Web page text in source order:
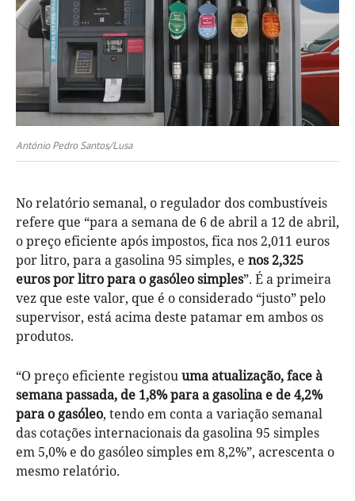
António Pedro Santos/Lusa
No relatório semanal, o regulador dos combustíveis
refere que “para a semana de 6 de abril a 12 de abril,
o preço eficiente após impostos, fica nos 2,011 euros
por litro, para a gasolina 95 simples, e nos 2,325
euros por litro para o gasóleo simples”. É a primeira
vez que este valor, que é o considerado “justo” pelo
supervisor, está acima deste patamar em ambos os
produtos.
“O preço eficiente registouuma atualização, face à
semana passada, de 1,8% para a gasolina e de 4,2%
para o gasóleo, tendo em conta a variação semanal
das cotações internacionais da gasolina 95 simples
em 5,0% e do gasóleo simples em 8,2%”, acrescenta o
mesmo relatório.